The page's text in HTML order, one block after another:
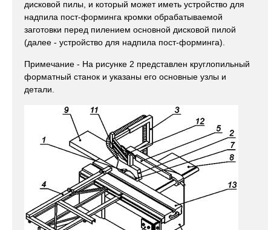
дисковой пилы, и который может иметь устройство для
надпила пост-форминга кромки обрабатываемой
заготовки перед пилением основной дисковой пилой
(далее - устройство для надпила пост-форминга).
Примечание - На рисунке 2 представлен круглопильный
форматный станок и указаны его основные узлы и
детали.